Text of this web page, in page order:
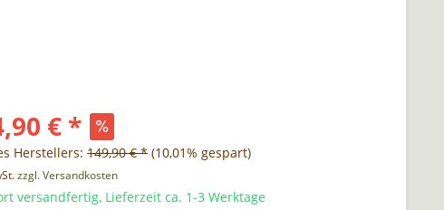
€ *
Herstellers:149,90 € * (10,01% gespart)
zzgl. Versandkosten
versandfertig, Lieferzeit ca. 1-3 Werktage